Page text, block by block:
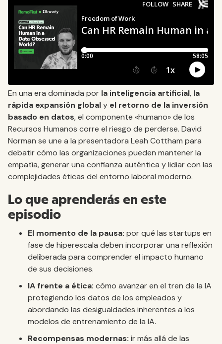
En una era dominada por la inteligencia artificial, la
rápida expansión globaly el retorno de la inversión
basado en datos, el componente «humano» de los
Recursos Humanos corre el riesgo de perderse. David
Norman se une a la presentadora Leah Cottham para
debatir cómo las organizaciones pueden mantener la
empatía, generar una confianza auténtica y lidiar con las
complejidades éticas del entorno laboral moderno.
Lo que aprenderás en este
episodio
El momento de la pausa: por qué las startups en
fase de hiperescala deben incorporar una reflexión
deliberada para comprender el impacto humano
de sus decisiones.
IA frente a ética: cómo avanzar en el tren de la IA
protegiendo los datos de los empleados y
abordando las desigualdades inherentes a los
modelos de entrenamiento de la IA.
Recompensas modernas: ir más allá de las